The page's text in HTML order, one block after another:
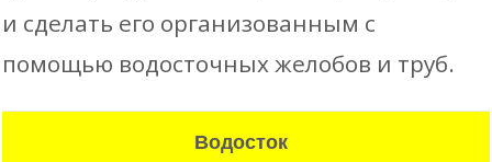
и сделать его организованным с
помощью водосточных желобов и труб.
Водосток